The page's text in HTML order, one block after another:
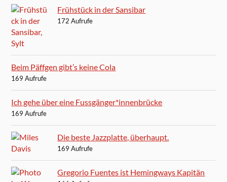
Frühstück in der Sansibar
172 Aufrufe
Beim Päffgen gibt’s keine Cola
169 Aufrufe
Ich gehe über eine Fussgänger*innenbrücke
169 Aufrufe
Die beste Jazzplatte, überhaupt.
169 Aufrufe
Gregorio Fuentes ist Hemingways Kapitän